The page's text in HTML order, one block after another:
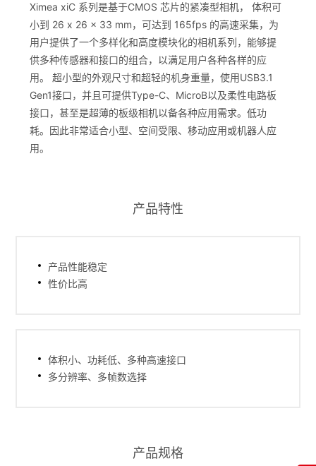
Ximea xiC 系列是基于CMOS 芯片的紧凑型相机， 体积可
小到 26 x 26 x 33 mm，可达到 165fps 的高速采集，为
用户提供了一个多样化和高度模块化的相机系列，能够提
供多种传感器和接口的组合，以满足用户各种各样的应
用。 超小型的外观尺寸和超轻的机身重量，使用USB3.1
Gen1接口，并且可提供Type-C、MicroB以及柔性电路板
接口，甚至是超薄的板级相机以备各种应用需求。低功
耗。因此非常适合小型、空间受限、移动应用或机器人应
用。
产品特性
产品性能稳定
性价比高
体积小、功耗低、多种高速接口
多分辨率、多帧数选择
产品规格